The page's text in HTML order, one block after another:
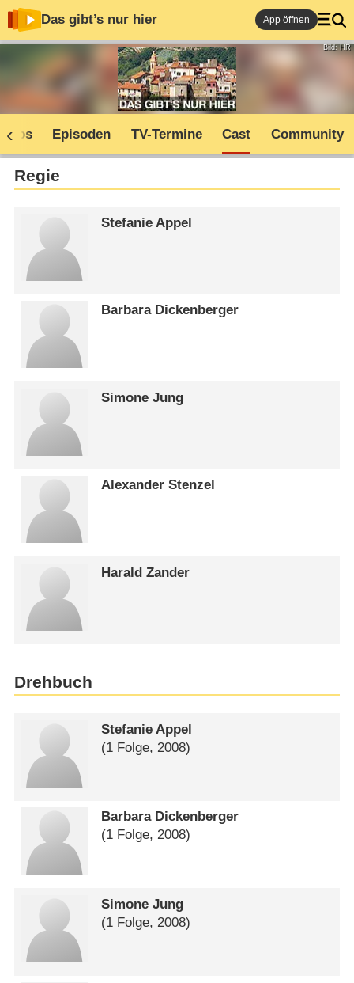
Das gibt’s nur hier App öffnen
Bild: HR
Infos Episoden TV-Termine Cast Community
Regie
Stefanie Appel
Barbara Dickenberger
Simone Jung
Alexander Stenzel
Harald Zander
Drehbuch
Stefanie Appel
(1 Folge, 2008)
Barbara Dickenberger
(1 Folge, 2008)
Simone Jung
(1 Folge, 2008)